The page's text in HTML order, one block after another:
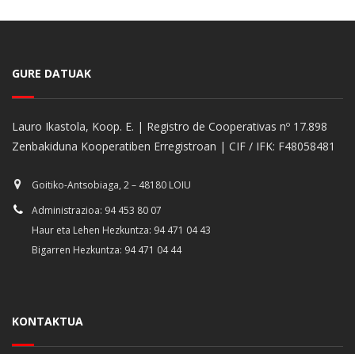
GURE DATUAK
Lauro Ikastola, Koop. E. | Registro de Cooperativas nº 17.898
Zenbakiduna Kooperatiben Erregistroan | CIF / IFK: F48058481
Goitiko-Antsobiaga, 2 – 48180 LOIU
Administrazioa: 94 453 80 07
Haur eta Lehen Hezkuntza: 94 471 04 43
Bigarren Hezkuntza: 94 471 04 44
KONTAKTUA